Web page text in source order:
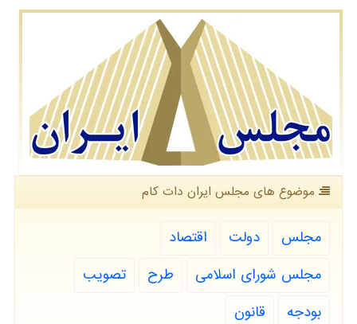
موضوع های مجلس ایران دات كام
مجلس دولت
اقتصاد
مجلس شورای اسلامی
طرح
تصویب
بودجه
قانون